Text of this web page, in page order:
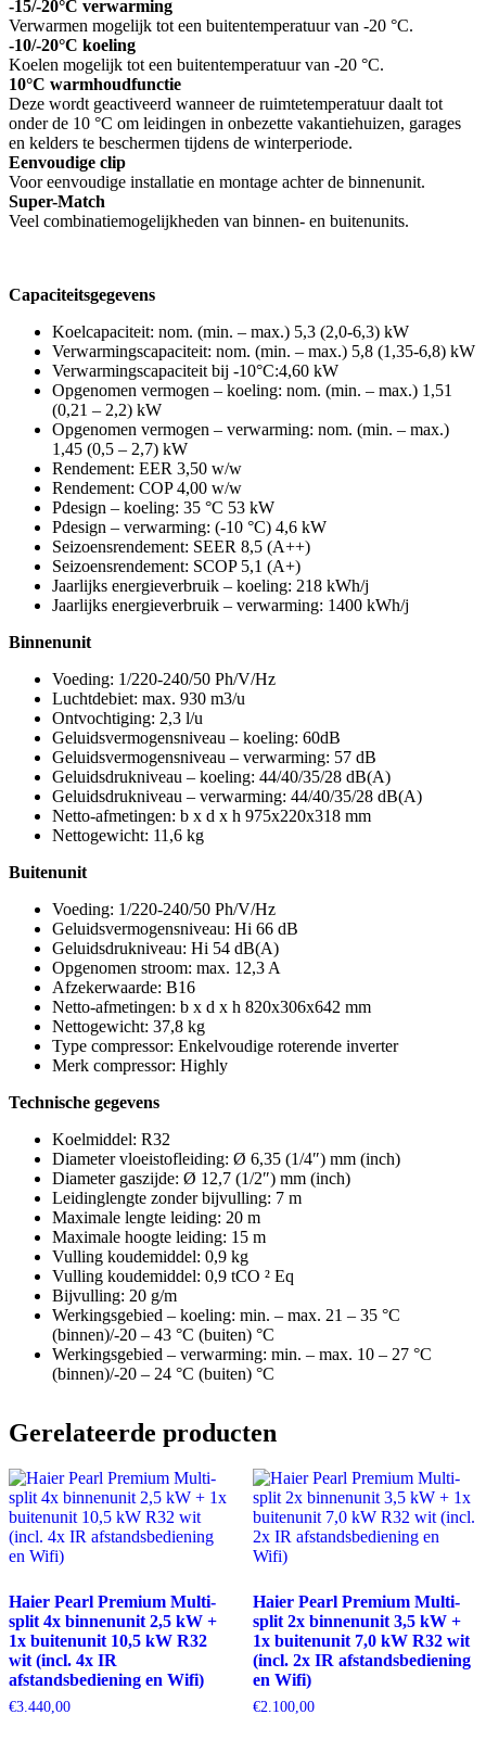
-15/-20°C verwarming
Verwarmen mogelijk tot een buitentemperatuur van -20 °C.
-10/-20°C koeling
Koelen mogelijk tot een buitentemperatuur van -20 °C.
10°C warmhoudfunctie
Deze wordt geactiveerd wanneer de ruimtetemperatuur daalt tot
onder de 10 °C om leidingen in onbezette vakantiehuizen, garages
en kelders te beschermen tijdens de winterperiode.
Eenvoudige clip
Voor eenvoudige installatie en montage achter de binnenunit.
Super-Match
Veel combinatiemogelijkheden van binnen- en buitenunits.
Capaciteitsgegevens
Koelcapaciteit: nom. (min. – max.) 5,3 (2,0-6,3) kW
Verwarmingscapaciteit: nom. (min. – max.) 5,8 (1,35-6,8) kW
Verwarmingscapaciteit bij -10°C:4,60 kW
Opgenomen vermogen – koeling: nom. (min. – max.) 1,51
(0,21 – 2,2) kW
Opgenomen vermogen – verwarming: nom. (min. – max.)
1,45 (0,5 – 2,7) kW
Rendement: EER 3,50 w/w
Rendement: COP 4,00 w/w
Pdesign – koeling: 35 °C 53 kW
Pdesign – verwarming: (-10 °C) 4,6 kW
Seizoensrendement: SEER 8,5 (A++)
Seizoensrendement: SCOP 5,1 (A+)
Jaarlijks energieverbruik – koeling: 218 kWh/j
Jaarlijks energieverbruik – verwarming: 1400 kWh/j
Binnenunit
Voeding: 1/220-240/50 Ph/V/Hz
Luchtdebiet: max. 930 m3/u
Ontvochtiging: 2,3 l/u
Geluidsvermogensniveau – koeling: 60dB
Geluidsvermogensniveau – verwarming: 57 dB
Geluidsdrukniveau – koeling: 44/40/35/28 dB(A)
Geluidsdrukniveau – verwarming: 44/40/35/28 dB(A)
Netto-afmetingen: b x d x h 975x220x318 mm
Nettogewicht: 11,6 kg
Buitenunit
Voeding: 1/220-240/50 Ph/V/Hz
Geluidsvermogensniveau: Hi 66 dB
Geluidsdrukniveau: Hi 54 dB(A)
Opgenomen stroom: max. 12,3 A
Afzekerwaarde: B16
Netto-afmetingen: b x d x h 820x306x642 mm
Nettogewicht: 37,8 kg
Type compressor: Enkelvoudige roterende inverter
Merk compressor: Highly
Technische gegevens
Koelmiddel: R32
Diameter vloeistofleiding: Ø 6,35 (1/4″) mm (inch)
Diameter gaszijde: Ø 12,7 (1/2″) mm (inch)
Leidinglengte zonder bijvulling: 7 m
Maximale lengte leiding: 20 m
Maximale hoogte leiding: 15 m
Vulling koudemiddel: 0,9 kg
Vulling koudemiddel: 0,9 tCO ² Eq
Bijvulling: 20 g/m
Werkingsgebied – koeling: min. – max. 21 – 35 °C
(binnen)/-20 – 43 °C (buiten) °C
Werkingsgebied – verwarming: min. – max. 10 – 27 °C
(binnen)/-20 – 24 °C (buiten) °C
Gerelateerde producten
Haier Pearl Premium Multi-
split 4x binnenunit 2,5 kW +
1x buitenunit 10,5 kW R32
wit (incl. 4x IR
afstandsbediening en Wifi)
€3.440,00
Haier Pearl Premium Multi-
split 2x binnenunit 3,5 kW +
1x buitenunit 7,0 kW R32 wit
(incl. 2x IR afstandsbediening
en Wifi)
€2.100,00